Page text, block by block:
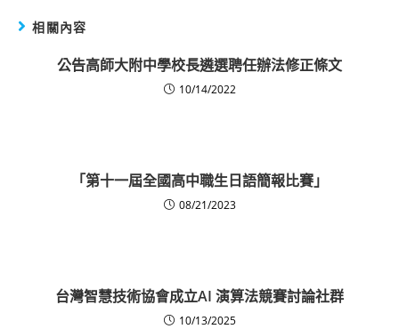
相關內容
公告高師大附中學校長遴選聘任辦法修正條文
10/14/2022
「第十一屆全國高中職生日語簡報比賽」
08/21/2023
台灣智慧技術協會成立AI 演算法競賽討論社群
10/13/2025